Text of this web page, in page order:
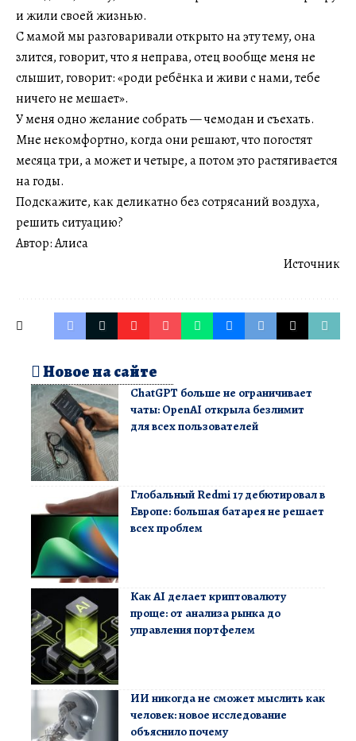
и жили своей жизнью.
С мамой мы разговаривали открыто на эту тему, она
злится, говорит, что я неправа, отец вообще меня не
слышит, говорит: «роди ребёнка и живи с нами, тебе
ничего не мешает».
У меня одно желание собрать — чемодан и съехать.
Мне некомфортно, когда они решают, что погостят
месяца три, а может и четыре, а потом это растягивается
на годы.
Подскажите, как деликатно без сотрясаний воздуха,
решить ситуацию?
Автор: Алиса
Источник
Новое на сайте
ChatGPT больше не ограничивает
чаты: OpenAI открыла безлимит
для всех пользователей
Глобальный Redmi 17 дебютировал в
Европе: большая батарея не решает
всех проблем
Как AI делает криптовалюту
проще: от анализа рынка до
управления портфелем
ИИ никогда не сможет мыслить как
человек: новое исследование
объяснило почему